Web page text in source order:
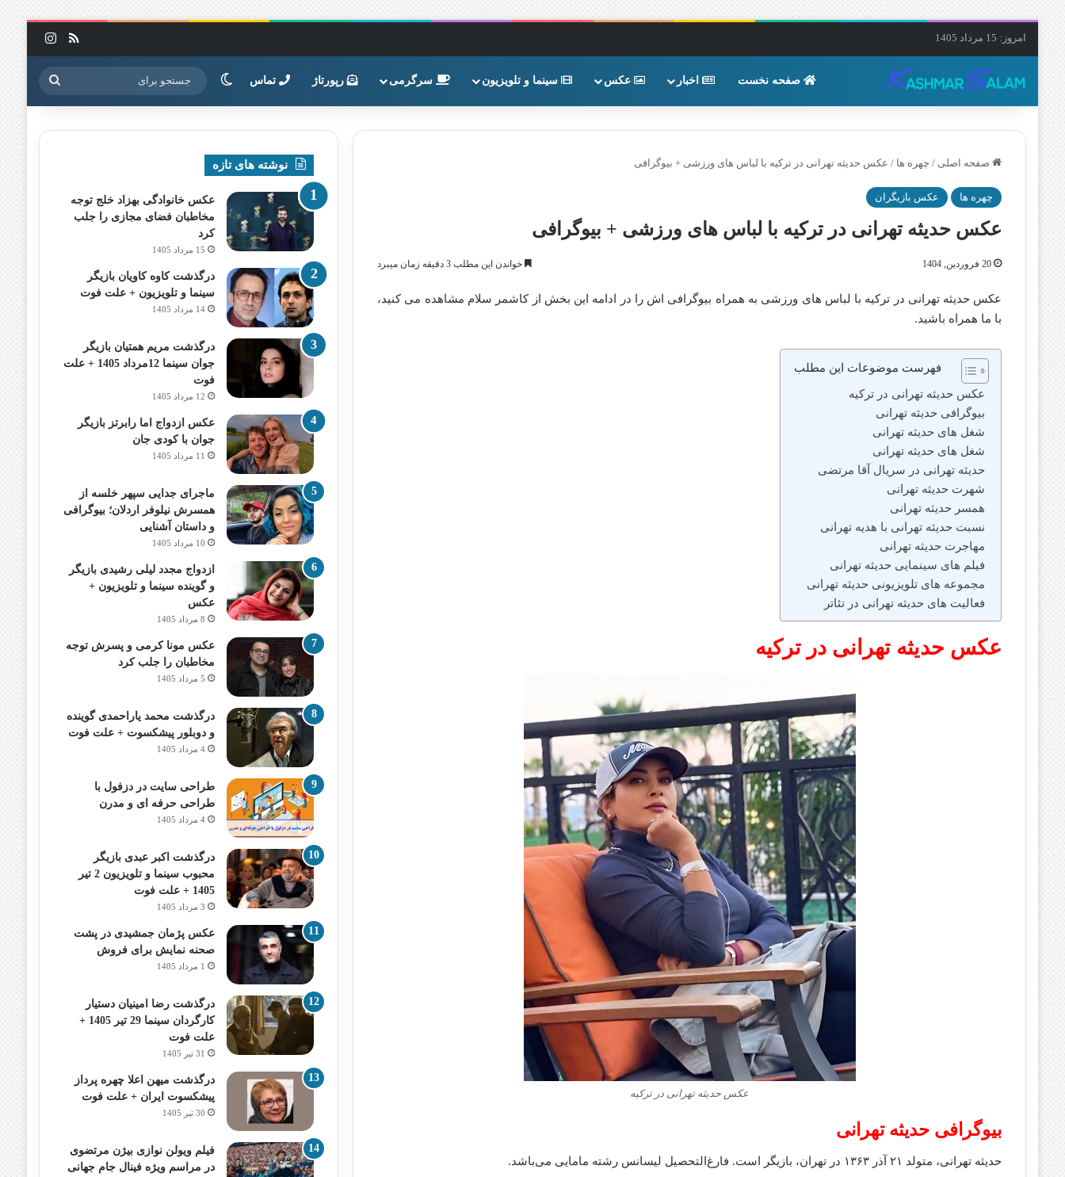
امروز: 15 مرداد 1405 خوراک
صفحه نخست اخبار عکس سینما و تلویزیون سرگرمی رپورتاژ تماس تغییر پوسته جستجو
برای
صفحه اصلی / چهره ها / عکس حدیثه تهرانی در ترکیه با لباس های ورزشی + بیوگرافی
چهره ها عکس بازیگران
عکس حدیثه تهرانی در ترکیه با لباس های ورزشی + بیوگرافی
20 فروردین, 1404 خواندن این مطلب 3 دقیقه زمان میبرد
عکس حدیثه تهرانی در ترکیه با لباس های ورزشی به همراه بیوگرافی اش را در ادامه این بخش از کاشمر سلام مشاهده می کنید،
با ما همراه باشید.
فهرست موضوعات این مطلب
‌عکس حدیثه تهرانی در ترکیه
بیوگرافی حدیثه تهرانی
شغل های حدیثه تهرانی
شغل های حدیثه تهرانی
حدیثه تهرانی در سریال آقا مرتضی
شهرت حدیثه تهرانی
همسر حدیثه تهرانی
نسبت حدیثه تهرانی با هدیه تهرانی
مهاجرت حدیثه تهرانی
فیلم های سینمایی حدیثه تهرانی
مجموعه های تلویزیونی حدیثه تهرانی
فعالیت های حدیثه تهرانی در تئاتر
‌عکس حدیثه تهرانی در ترکیه
‌‌عکس حدیثه تهرانی در ترکیه
بیوگرافی حدیثه تهرانی
حدیثه تهرانی، متولد ۲۱ آذر ۱۳۶۳ در تهران، بازیگر است. فارغ‌التحصیل لیسانس رشته مامایی می‌باشد.
نوشته های تازه
عکس خانوادگی بهزاد خلج توجه
مخاطبان فضای مجازی را جلب
کرد
15 مرداد 1405
درگذشت کاوه کاویان بازیگر
سینما و تلویزیون + علت فوت
14 مرداد 1405
درگذشت مریم همتیان بازیگر
جوان سینما 12مرداد 1405 + علت
فوت
12 مرداد 1405
عکس ازدواج اما رابرتز بازیگر
جوان با کودی جان
11 مرداد 1405
ماجرای جدایی سپهر خلسه از
همسرش نیلوفر اردلان؛ بیوگرافی
و داستان آشنایی
10 مرداد 1405
ازدواج مجدد لیلی رشیدی بازیگر
و گوینده سینما و تلویزیون +
عکس
8 مرداد 1405
عکس مونا کرمی و پسرش توجه
مخاطبان را جلب کرد
5 مرداد 1405
درگذشت محمد یاراحمدی گوینده
و دوبلور پیشکسوت + علت فوت
4 مرداد 1405
طراحی سایت در دزفول با
طراحی حرفه‌ ای و مدرن
4 مرداد 1405
درگذشت اکبر عبدی بازیگر
محبوب سینما و تلویزیون 2 تیر
1405 + علت فوت
3 مرداد 1405
عکس پژمان جمشیدی در پشت
صحنه نمایش برای فروش
1 مرداد 1405
درگذشت رضا امینیان دستیار
کارگردان سینما 29 تیر 1405 +
علت فوت
31 تیر 1405
درگذشت میهن اعلا چهره پرداز
پیشکسوت ایران + علت فوت
30 تیر 1405
فیلم ویولن نوازی بیژن مرتضوی
در مراسم ویژه فینال جام جهانی